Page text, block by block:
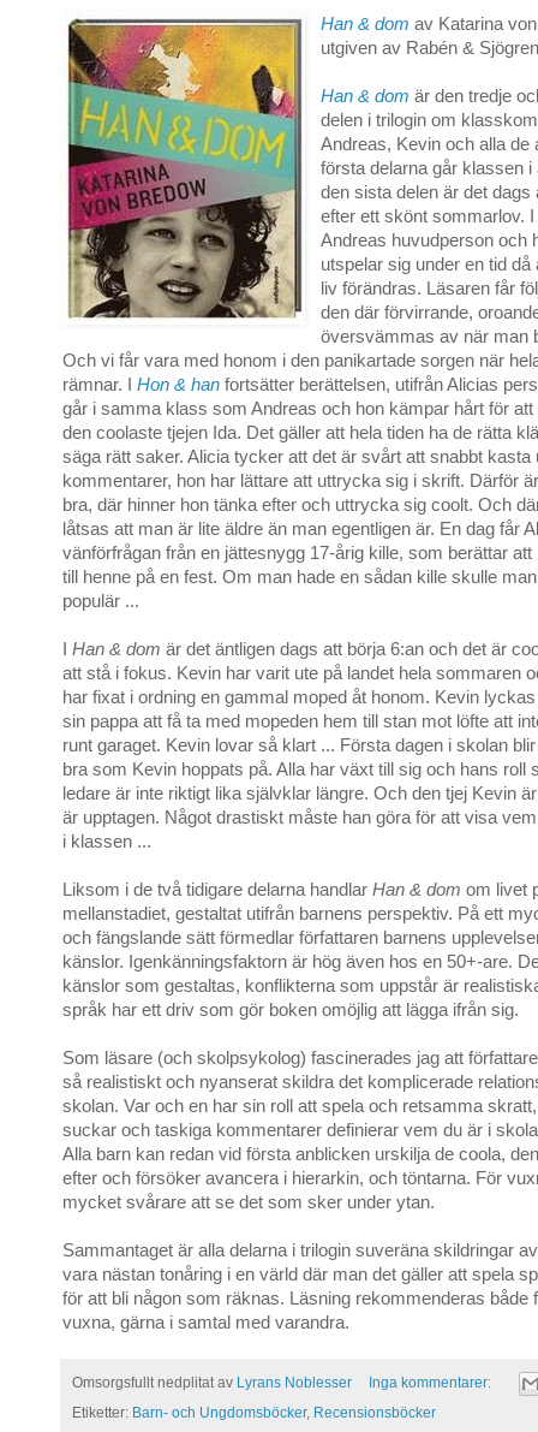
Han & domav Katarina
utgiven av Rabén &
Han & dom är den tredje
delen i trilogin om
Andreas, Kevin och alla de
första delarna går klassen
den sista delen är det dags
efter ett skönt sommarlov.
Andreas huvudperson och
utspelar sig under en tid då
liv förändras. Läsaren får
den där förvirrande,
översvämmas av när man
Och vi får vara med honom i den panikartade sorgen när
rämnar. I Hon & han fortsätter berättelsen, utifrån Alicias
går i samma klass som Andreas och hon kämpar hårt för att
den coolaste tjejen Ida. Det gäller att hela tiden ha de rätta
säga rätt saker. Alicia tycker att det är svårt att snabbt kasta
kommentarer, hon har lättare att uttrycka sig i skrift. Därför
bra, där hinner hon tänka efter och uttrycka sig coolt. Och
låtsas att man är lite äldre än man egentligen är. En dag får
vänförfrågan från en jättesnygg 17-årig kille, som berättar
till henne på en fest. Om man hade en sådan kille skulle
populär ...
Han & dom är det äntligen dags att börja 6:an och det är
att stå i fokus. Kevin har varit ute på landet hela sommaren
har fixat i ordning en gammal moped åt honom. Kevin
sin pappa att få ta med mopeden hem till stan mot löfte att
runt garaget. Kevin lovar så klart ... Första dagen i skolan
bra som Kevin hoppats på. Alla har växt till sig och hans roll
ledare är inte riktigt lika självklar längre. Och den tjej Kevin
är upptagen. Något drastiskt måste han göra för att visa
i klassen ...
Liksom i de två tidigare delarna handlar Han & dom om livet
mellanstadiet, gestaltat utifrån barnens perspektiv. På ett
och fängslande sätt förmedlar författaren barnens
känslor. Igenkänningsfaktorn är hög även hos en 50+-are.
känslor som gestaltas, konflikterna som uppstår är
språk har ett driv som gör boken omöjlig att lägga ifrån sig.
Som läsare (och skolpsykolog) fascinerades jag att
så realistiskt och nyanserat skildra det komplicerade
skolan. Var och en har sin roll att spela och retsamma
suckar och taskiga kommentarer definierar vem du är i
Alla barn kan redan vid första anblicken urskilja de coola,
efter och försöker avancera i hierarkin, och töntarna. För
mycket svårare att se det som sker under ytan.
Sammantaget är alla delarna i trilogin suveräna skildringar
vara nästan tonåring i en värld där man det gäller att spela
för att bli någon som räknas. Läsning rekommenderas både
vuxna, gärna i samtal med varandra.
Omsorgsfullt nedplitat av Lyrans Noblesser
Inga kommentarer:
Etiketter: Barn- och Ungdomsböcker, Recensionsböcker